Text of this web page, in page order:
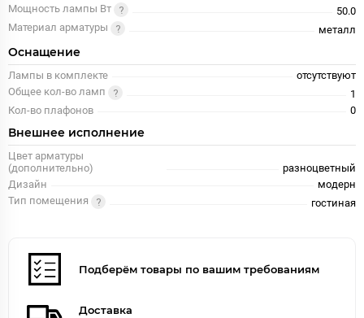
Мощность лампы Вт
50.0
Материал арматуры
металл
Оснащение
Лампы в комплекте
отсутствуют
Общее кол-во ламп
1
Кол-во плафонов
0
Внешнее исполнение
Цвет арматуры
(дополнительно)
разноцветный
Дизайн
модерн
Тип помещения
гостиная
Подберём товары по вашим требованиям
Доставка